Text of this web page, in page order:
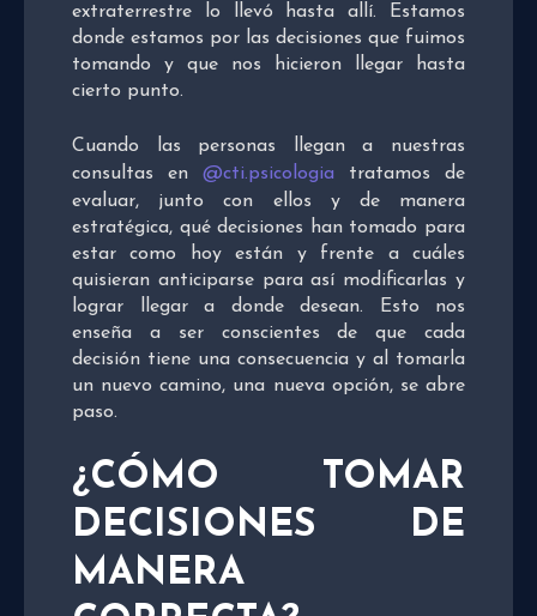
extraterrestre lo llevó hasta allí. Estamos
donde estamos por las decisiones que fuimos
tomando y que nos hicieron llegar hasta
cierto punto.
Cuando las personas llegan a nuestras
consultas en @cti.psicologia tratamos de
evaluar, junto con ellos y de manera
estratégica, qué decisiones han tomado para
estar como hoy están y frente a cuáles
quisieran anticiparse para así modificarlas y
lograr llegar a donde desean. Esto nos
enseña a ser conscientes de que cada
decisión tiene una consecuencia y al tomarla
un nuevo camino, una nueva opción, se abre
paso.
¿CÓMO TOMAR
DECISIONES DE
MANERA